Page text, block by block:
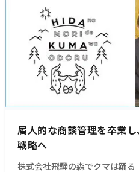
属人的な商談管理を卒業
戦略へ
株式会社飛騨の森でクマは踊る